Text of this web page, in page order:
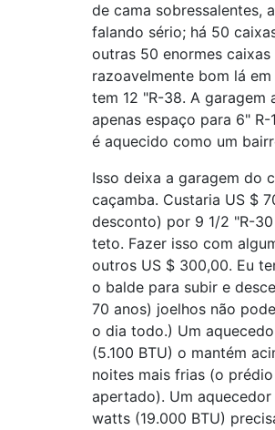
de cama sobressalentes,
falando sério; há 50
outras 50 enormes
razoavelmente bom lá
tem 12 "R-38. A garagem
apenas espaço para 6" R-
é aquecido como um
Isso deixa a garagem do
caçamba. Custaria US $
desconto) por 9 1/2 "R-
teto. Fazer isso com
outros US $ 300,00. Eu
o balde para subir e
70 anos) joelhos não
o dia todo.) Um
(5.100 BTU) o mantém
noites mais frias (o
apertado). Um
watts (19.000 BTU)